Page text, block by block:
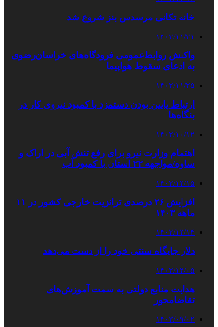
خانه تکانی مرسدس بنز شروع شد
۱۴۰۲/۱۱/۲۱
واکنش روابط‌عمومی فرودگاه‌های خراسان‌رضوی
به ادعای سقوط هواپیما
۱۴۰۲/۱۱/۲۵
ارتباط پایین بودن دستمزد با کمبود نیروی کار در
بنگاه‌ها
۱۴۰۲/۱۰/۱۲
اهتمام وزارت نیرو برای رفع تنش آبی در اراک و
ساوه/مواجهه ۲۲ استان با کمبود آب
۱۴۰۲/۱۲/۱۵
افزایش ۲۶ درصدی ترانزیت خارجی کشور در ۱۱
ماهه ۱۴۰۳
۱۴۰۲/۱۲/۱۴
دلار جایگاه سنتی خود را از دست می‌دهد
۱۴۰۲/۱۲/۰۵
هدایت منابع دولتی به سمت آموزش‌های
تقاضامحور
۱۴۰۳/۰۹/۰۲